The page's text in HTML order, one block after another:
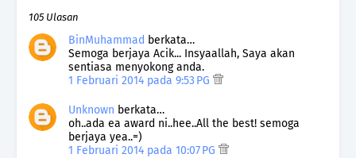
105 Ulasan
BinMuhammad berkata…
Semoga berjaya Acik... Insyaallah, Saya akan
sentiasa menyokong anda.
1 Februari 2014 pada 9:53 PG
Unknown berkata…
oh..ada ea award ni..hee..All the best! semoga
berjaya yea..=)
1 Februari 2014 pada 10:07 PG